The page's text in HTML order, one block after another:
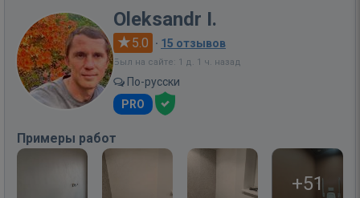
Oleksandr I.
5.0 · 15 отзывов
Был на сайте: 1 д. 1 ч. назад
По-русски
PRO
Примеры работ
+51